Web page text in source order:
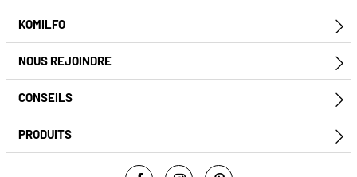
KOMILFO
NOUS REJOINDRE
CONSEILS
PRODUITS